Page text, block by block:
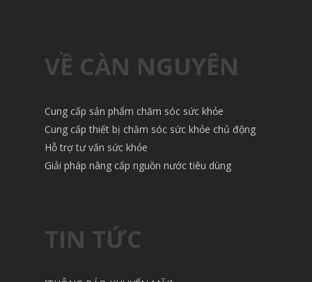
VỀ CÀN NGUYÊN
Cung cấp sản phẩm chăm sóc sức khỏe
Cung cấp thiết bị chăm sóc sức khỏe chủ động
Hỗ trợ tư vấn sức khỏe
Giải pháp nâng cấp nguồn nước tiêu dùng
TIN TỨC